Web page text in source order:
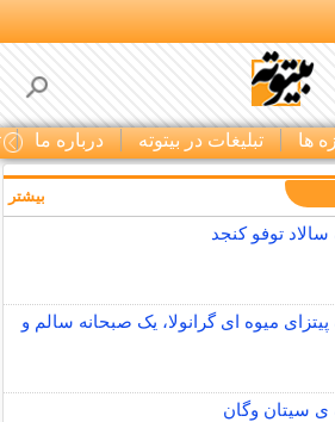
ها تبلیغات در بیتوته درباره ما
توفو کنجد
میوه ای گرانولا، یک صبحانه سالم و
ی سیتان وگان
بیشتر